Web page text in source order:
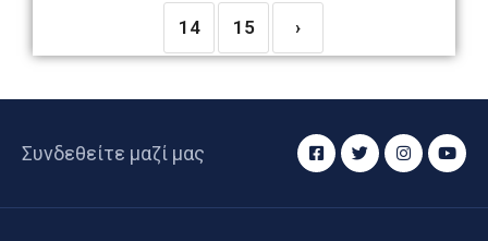
14 15 ›
Συνδεθείτε μαζί μας